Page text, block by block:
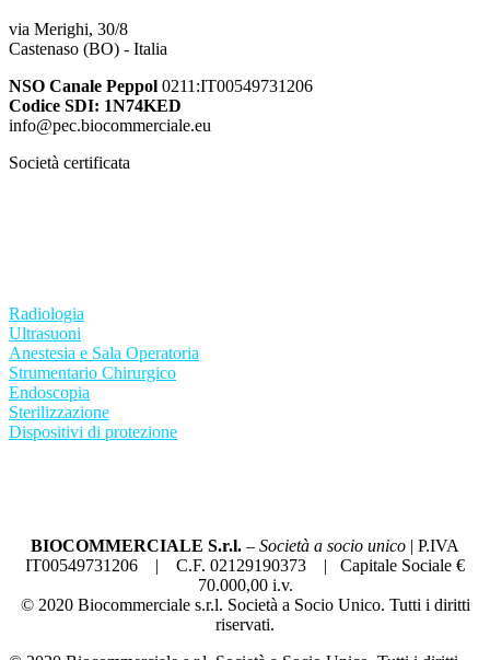
via Merighi, 30/8
Castenaso (BO) - Italia
NSO Canale Peppol 0211:IT00549731206
Codice SDI: 1N74KED
info@pec.biocommerciale.eu
Società certificata
Radiologia
Ultrasuoni
Anestesia e Sala Operatoria
Strumentario Chirurgico
Endoscopia
Sterilizzazione
Dispositivi di protezione
BIOCOMMERCIALE S.r.l. – Società a socio unico | P.IVA
IT00549731206 | C.F. 02129190373 | Capitale Sociale €
70.000,00 i.v.
© 2020 Biocommerciale s.r.l. Società a Socio Unico. Tutti i diritti
riservati.